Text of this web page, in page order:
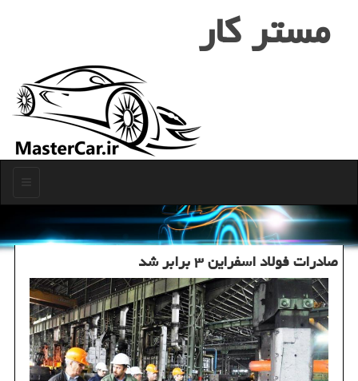
مستر كار
صادرات فولاد اسفراین ۳ برابر شد